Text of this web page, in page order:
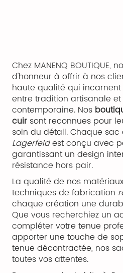
Chez MANENQ BOUTIQUE,
d'honneur à offrir à nos
haute qualité qui
entre tradition artisanale
contemporaine. Nos
cuirsont reconnues pour
soin du détail. Chaque
Lagerfeldest conçu avec
garantissant un design
résistance hors pair.
La qualité de nos
techniques de fabrication
chaque création une
Que vous recherchiez un
compléter votre tenue
apporter une touche de
tenue décontractée, nos
toutes vos attentes.